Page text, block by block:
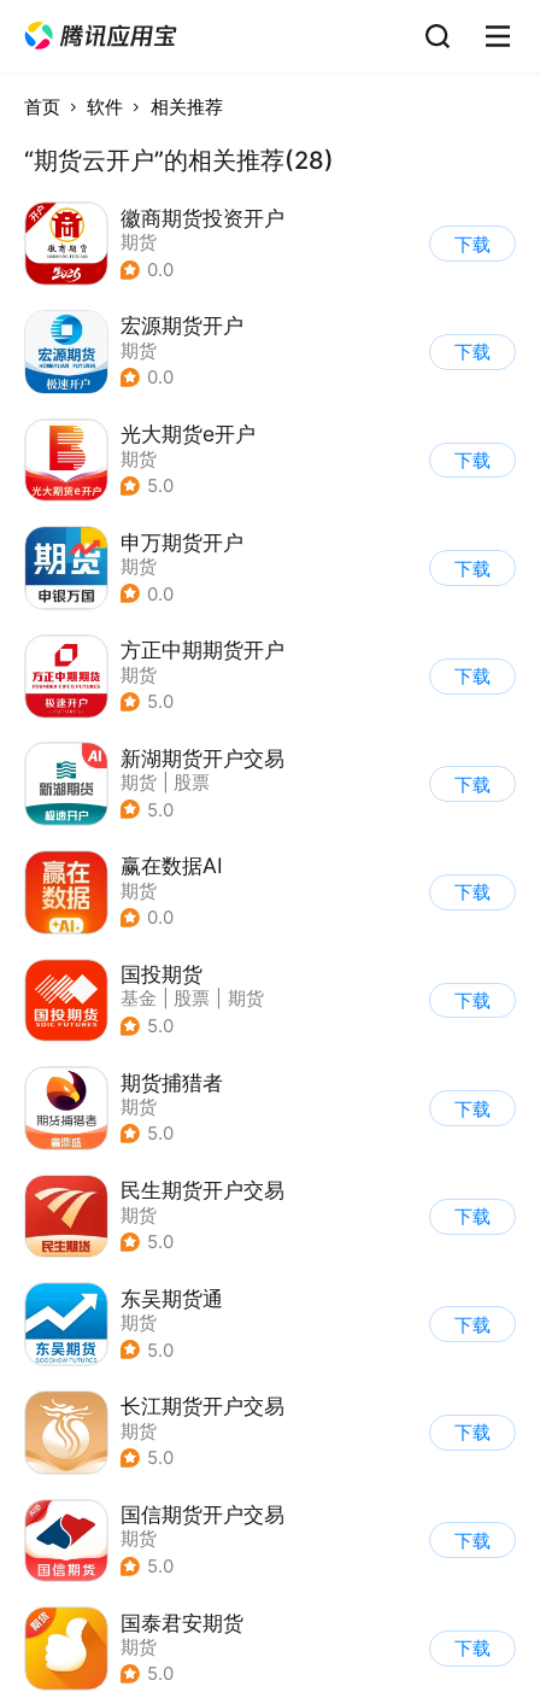
首页 软件 相关推荐
“期货云开户”的相关推荐(28)
徽商期货投资开户
期货
0.0
下载
宏源期货开户
期货
0.0
下载
光大期货e开户
期货
5.0
下载
申万期货开户
期货
0.0
下载
方正中期期货开户
期货
5.0
下载
新湖期货开户交易
期货
股票
5.0
下载
赢在数据AI
期货
0.0
下载
国投期货
基金 股票
期货
5.0
下载
期货捕猎者
期货
5.0
下载
民生期货开户交易
期货
5.0
下载
东吴期货通
期货
5.0
下载
长江期货开户交易
期货
5.0
下载
国信期货开户交易
期货
5.0
下载
国泰君安期货
期货
5.0
下载